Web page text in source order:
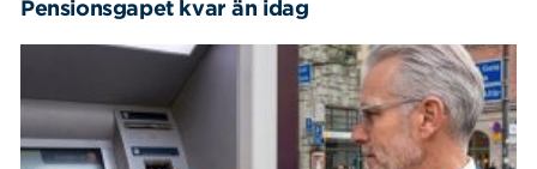
Pensionsgapet kvar än idag